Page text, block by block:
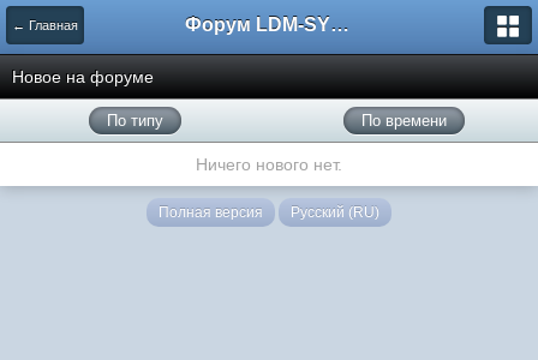
← Главная Форум LDM-SYSTEMS
Новое на форуме
По типу По времени
Ничего нового нет.
Полная версия Русский (RU)